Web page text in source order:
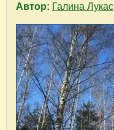
Автор: Галина Лукас